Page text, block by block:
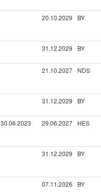
20.10.2029 BY
31.12.2029 BY
21.10.2027 NDS
31.12.2029 BY
30.06.2023 29.06.2027 HES
31.12.2029 BY
07.11.2026 BY